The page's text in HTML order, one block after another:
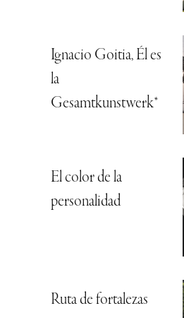
Ignacio Goitia, Él es
la
Gesamtkunstwerk*
El color de la
personalidad
Ruta de fortalezas